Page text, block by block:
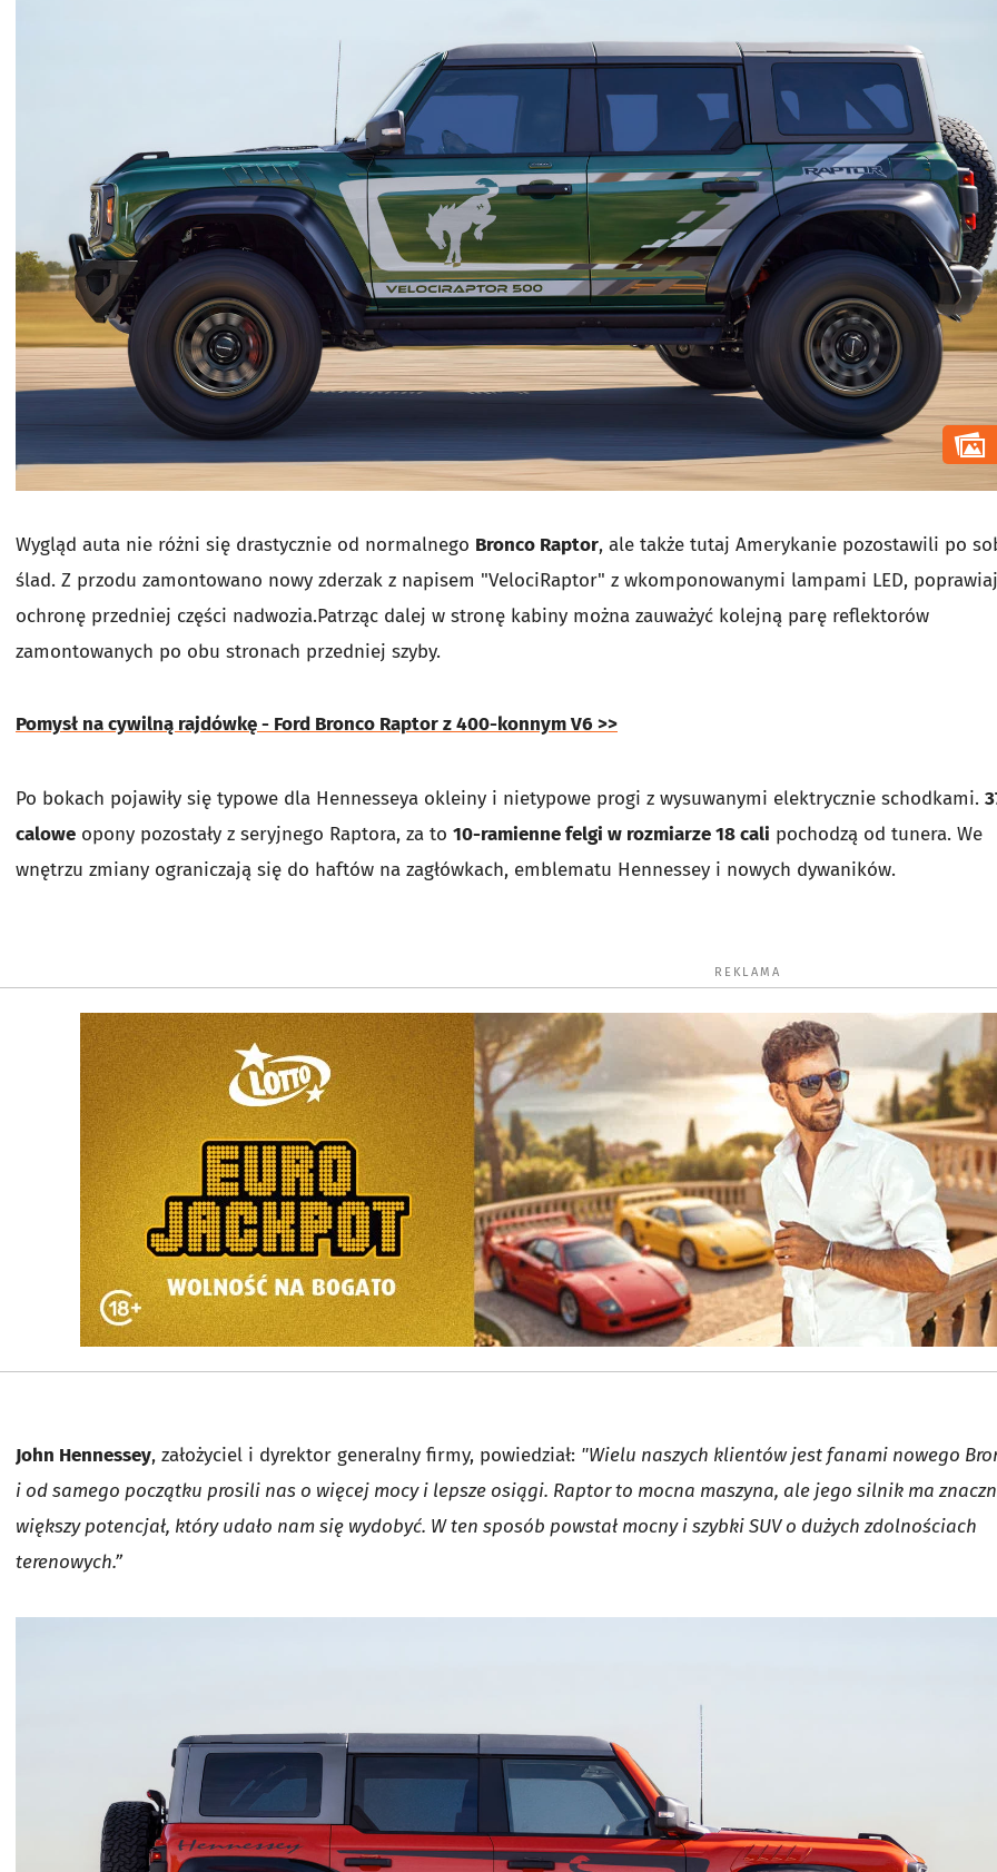
Wygląd auta nie różni się drastycznie od normalnego Bronco Raptor, ale także tutaj Amerykanie pozostawili po
ślad. Z przodu zamontowano nowy zderzak z napisem "VelociRaptor" z wkomponowanymi lampami LED,
ochronę przedniej części nadwozia.Patrząc dalej w stronę kabiny można zauważyć kolejną parę reflektorów
zamontowanych po obu stronach przedniej szyby.
Pomysł na cywilną rajdówkę - Ford Bronco Raptor z 400-konnym V6 >>
Po bokach pojawiły się typowe dla Hennesseya okleiny i nietypowe progi z wysuwanymi elektrycznie schodkami.
calowe opony pozostały z seryjnego Raptora, za to 10-ramienne felgi w rozmiarze 18 cali pochodzą od tunera. We
wnętrzu zmiany ograniczają się do haftów na zagłówkach, emblematu Hennessey i nowych dywaników.
REKLAMA
John Hennessey, założyciel i dyrektor generalny firmy, powiedział: "Wielu naszych klientów jest fanami nowego
i od samego początku prosili nas o więcej mocy i lepsze osiągi. Raptor to mocna maszyna, ale jego silnik ma
większy potencjał, który udało nam się wydobyć. W ten sposób powstał mocny i szybki SUV o dużych zdolnościach
terenowych.”